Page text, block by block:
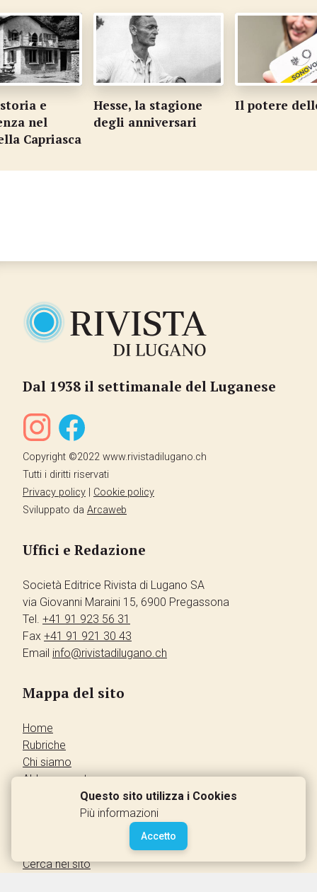
e
nel
Capriasca
Hesse, la stagione
degli anniversari
Il potere
Dal 1938 il settimanale del Luganese
Copyright ©2022 www.rivistadilugano.ch
Tutti i diritti riservati
Privacy policy
Cookie policy
Sviluppato da Arcaweb
Uffici e Redazione
Società Editrice Rivista di Lugano SA
via Giovanni Maraini 15, 6900 Pregassona
Tel. +41 91 923 56 31
Fax +41 91 921 30 43
Email info@rivistadilugano.ch
Mappa del sito
Home
Rubriche
Chi siamo
Abbonamento
Annunci dei lettori
Cerca nel sito
Questo sito utilizza i Cookies
Più informazioni
Accetto